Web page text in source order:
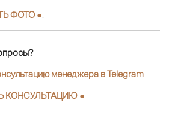
ФОТО ●
менеджера в Telegram
КОНСУЛЬТАЦИЮ ●